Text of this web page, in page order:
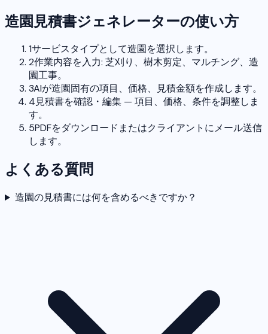
造園見積書ジェネレーターの使い方
1サービスタイプとして造園を選択します。
2作業内容を入力: 芝刈り、樹木剪定、マルチング、造
園工事。
3AIが造園固有の項目、価格、見積金額を作成します。
4見積書を確認・編集 — 項目、価格、条件を調整しま
す。
5PDFをダウンロードまたはクライアントにメール送信
します。
よくある質問
造園の見積書には何を含めるべきですか？